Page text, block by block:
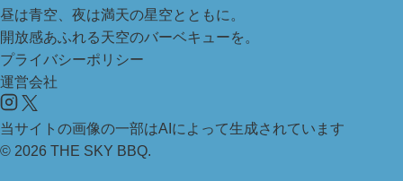
昼は青空、夜は満天の星空とともに。
開放感あふれる天空のバーベキューを。
プライバシーポリシー
運営会社
当サイトの画像の一部はAIによって生成されています
© 2026 THE SKY BBQ.